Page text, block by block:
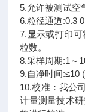
5.允许被测试空
6.粒径通道:0.3
7.显示或打印
粒数。
8.采样周期:1～
9.自净时间:≤10
10.校准：我公
计量测量技术